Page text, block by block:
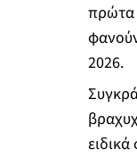
πρώτα
2026.